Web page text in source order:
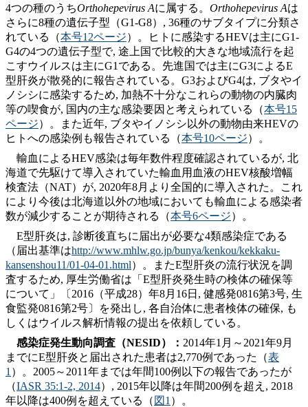
4つの種のうちOrthohepevirus Aに属する。 Orthohepevirus Aは
さらに8種の遺伝子型（G1-G8）, 36種のサブタイプに分類さ
れている（本号12ページ）。ヒトに感染するHEVは主にG1-
G4の4つの遺伝子型で, 途上国で比較的大きな地域流行を起
こすウイルスは主にG1である。先進国では主にG3によるE
型肝炎が散発的に報告されている。G3およびG4は, ブタやイ
ノシシに感染するため, 加熱不十分なこれらの動物の内臓肉
等の喫食が, 国内の主な感染要因と考えられている（本号15
ページ）。また近年, ブタやイノシシ以外の動物由来HEVの
ヒトへの感染例も報告されている（本号10ページ）。
輸血によるHEV感染は毎年数件程度確認されているが, 北
海道で先駆けて導入されていた輸血用血液のHEV核酸増幅
検査法（NAT）が, 2020年8月より全国的に導入された。これ
により今後は北海道以外の地域においても輸血による感染者
数が減少することが期待される（本号6ページ）。
E型肝炎は, 診断後直ちに届出が必要な4類感染症である
（届出基準はhttp://www.mhlw.go.jp/bunya/kenkou/kekkaku-
kansenshou11/01-04-01.html）。またE型肝炎の流行状況を調
査するため, 厚生労働省は「E型肝炎発生時の検体の確保等
について」〔2016（平成28）年8月16日, 健感発0816第3号, 生
食監発0816第2号〕を発出し, 各自治体に患者検体の確保, も
しくはウイルス解析情報の提出を依頼している。
感染症発生動向調査（NESID）： 2014年1月～2021年9月
までにE型肝炎と届出された患者は2,770例であった（表
1 ）。2005～2011年までは年間100例以下の報告であったが
（IASR 35:1-2, 2014）, 2015年以降は年間200例を超え, 2018
年以降は400例を超えている（ 図1 ）。